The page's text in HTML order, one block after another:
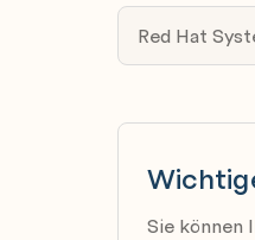
unique ID)
Neue
System
Red Hat
Sie können